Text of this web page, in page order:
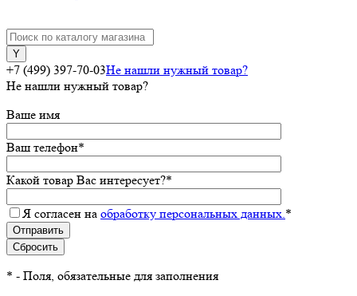
+7 (499) 397-70-03Не нашли нужный товар?
Не нашли нужный товар?
Ваше имя
Ваш телефон*
Какой товар Вас интересует?*
Я согласен на обработку персональных данных.*
* - Поля, обязательные для заполнения